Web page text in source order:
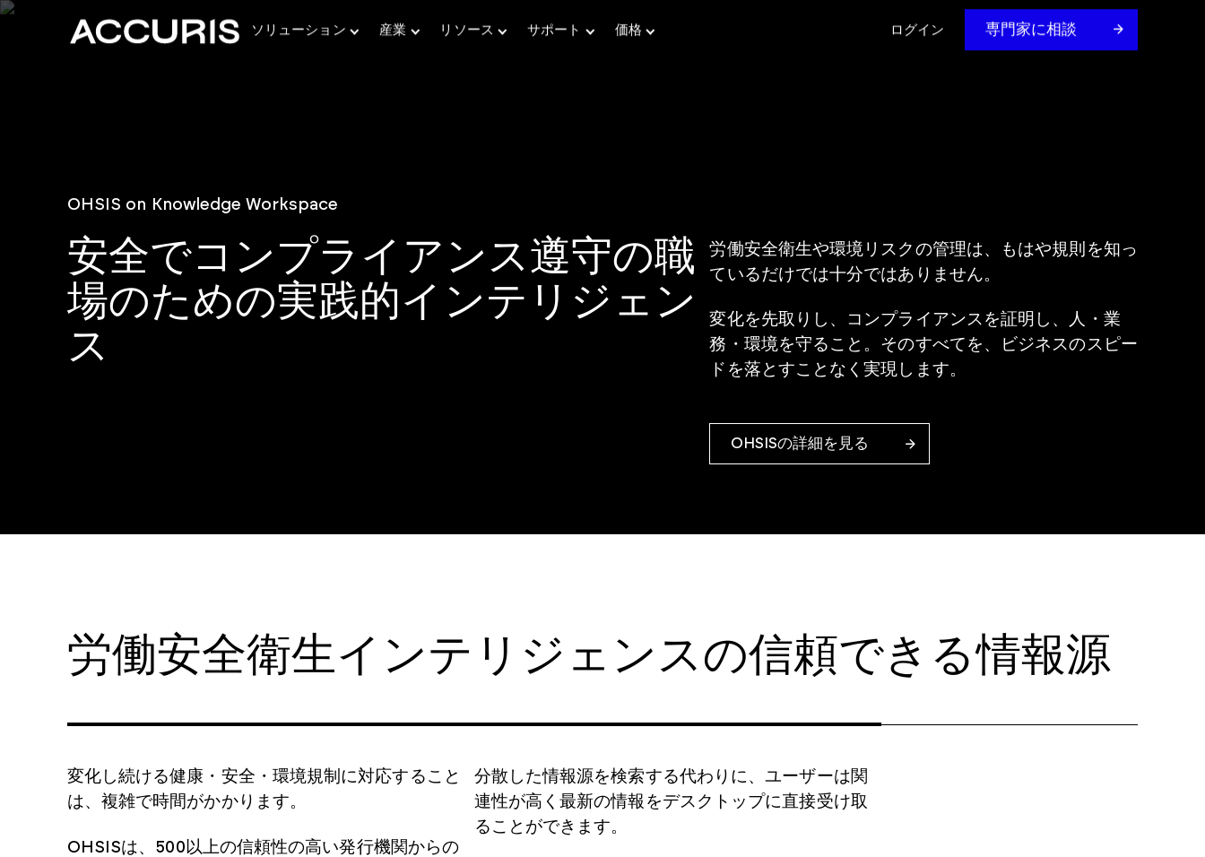
ソリューション
Engineering Workbench
書
Accuris Thread™
要件の自動抽出
Goldfire
複数の情報源にわたる詳細なセマンティック検索
規格を購入
BOM Intelligence
リスクの特定、コンプライアンス管理、供給の安定を確
Parts Intelligence
13億点以上の電子部品を確信を持って調達
防衛サプライチェーンを強化するためのセキュアなアク
VDI Compliance Insights
12億点以上の部品に対するコンプライアンス分析
OHSIS on Knowledge
Construction Information Services
建設に関する決定的な知見
産業 リソース
Accurisの最新リリースと業界ニュース
Accurisが参加するカンファレンスや業界イベント
ウェビナー
ライブおよびオンデマンドのエキスパートによるインサ
イト
トレンド、イノベーション、専門家の意見を探る
レポート＆ホワイトペーパー
Accurisチームによる専門的な分析とインサイト
リソース、トレーニング、認定制度を探る
サポート 価格 ログイン 専門家に相談
OHSIS on Knowledge Workspace
安全でコンプライアンス遵守の職
場のための実践的インテリジェン
ス
労働安全衛生や環境リスクの管理は、もはや規則を知っ
ているだけでは十分ではありません。
変化を先取りし、コンプライアンスを証明し、人・業
務・環境を守ること。そのすべてを、ビジネスのスピー
ドを落とすことなく実現します。
OHSISの詳細を見る
労働安全衛生インテリジェンスの信頼できる情報源
変化し続ける健康・安全・環境規制に対応すること
は、複雑で時間がかかります。
OHSISは、500以上の信頼性の高い発行機関からの
分散した情報源を検索する代わりに、ユーザーは関
連性が高く最新の情報をデスクトップに直接受け取
ることができます。